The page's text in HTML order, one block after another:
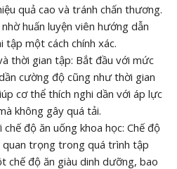
quả cao và tránh chấn thương.
huấn luyện viên hướng dẫn
tập một cách chính xác.
thời gian tập: Bắt đầu với mức
cường độ cũng như thời gian
cơ thể thích nghi dần với áp lực
không gây quá tải.
độ ăn uống khoa học: Chế độ
trọng trong quá trình tập
chế độ ăn giàu dinh dưỡng, bao